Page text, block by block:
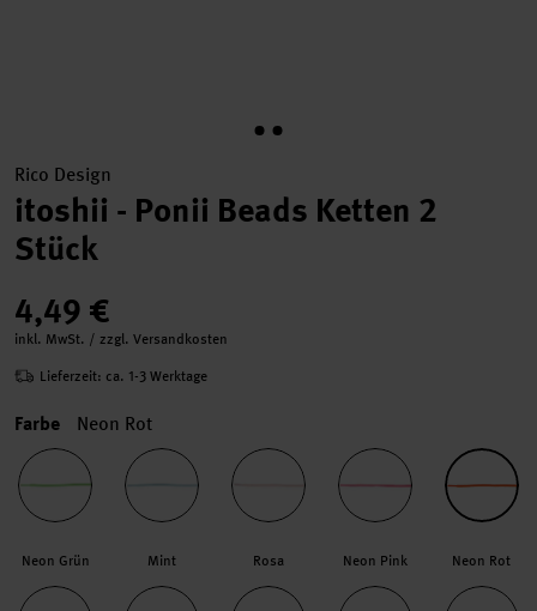
Rico Design
itoshii - Ponii Beads Ketten 2
Stück
4,49 €
inkl. MwSt. / zzgl. Versandkosten
Lieferzeit: ca. 1-3 Werktage
Farbe Neon Rot
Neon Grün Mint Rosa Neon Pink Neon Rot